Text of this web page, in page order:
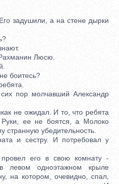
задушили, а на стене дырки
Люсю.
боитесь?
пор молчавший Александр
не ожидал. И то, что ребята
ее не боятся, а Молоко
странную убедительность.
и сестру. И потребовал у
его в свою комнату -
левом одноэтажном крыле
на котором, очевидно, спал,